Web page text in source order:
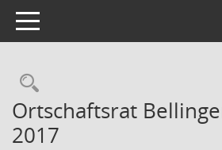
Toggle navigation
Rechercheauswahl
Ortschaftsrat
2017